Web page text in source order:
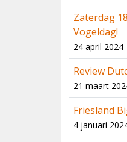
Zaterdag
Vogeldag!
24 april 2024
Review
21 maart
Friesland
4 januari